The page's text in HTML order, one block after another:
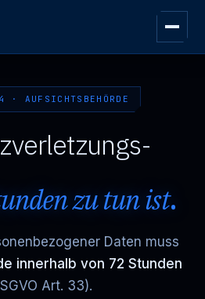
AUFSICHTSBEHÖRDE
zu tun ist.
Daten muss
innerhalb von 72 Stunden
Art. 33).